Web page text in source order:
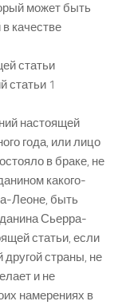
может быть
качестве
статьи
статьи 1
настоящей
года, или лицо
в браке, не
какого-
Леоне, быть
Сьерра-
статьи, если
другой страны, не
и не
намерениях в